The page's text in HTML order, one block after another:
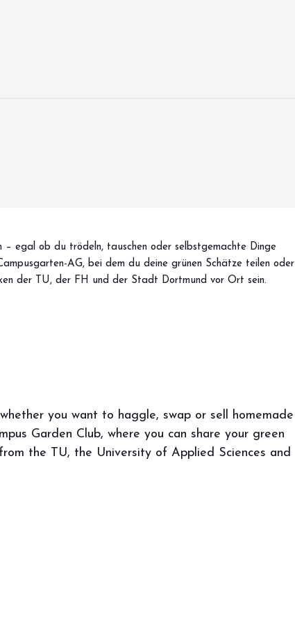
egal ob du trödeln, tauschen oder selbstgemachte Dinge
AG, bei dem du deine grünen Schätze teilen oder
der TU, der FH und der Stadt Dortmund vor Ort sein.
you want to haggle, swap or sell homemade
Garden Club, where you can share your green
the TU, the University of Applied Sciences and